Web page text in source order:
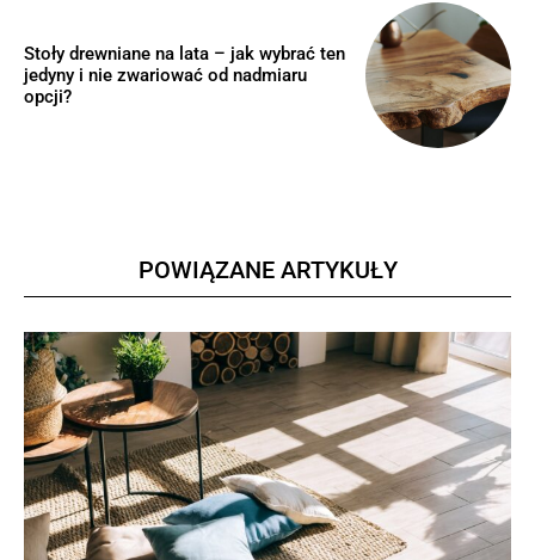
Stoły drewniane na lata – jak wybrać ten
jedyny i nie zwariować od nadmiaru
opcji?
POWIĄZANE ARTYKUŁY